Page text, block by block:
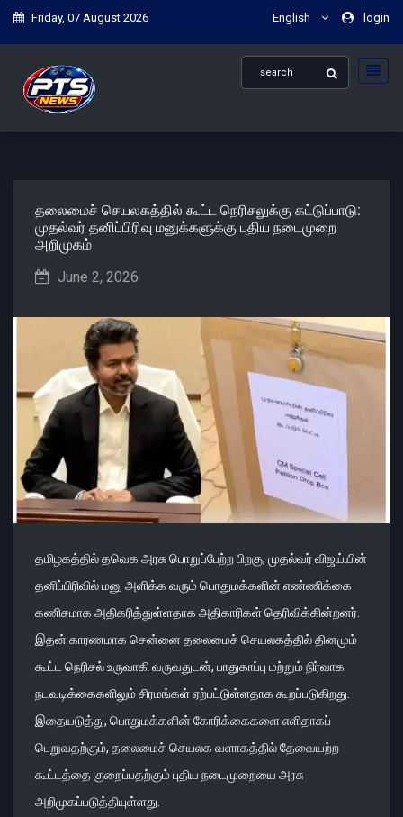
Friday, 07 August 2026 English login
தலைமைச் செயலகத்தில் கூட்ட நெரிசலுக்கு கட்டுப்பாடு:
முதல்வர் தனிப்பிரிவு மனுக்களுக்கு புதிய நடைமுறை
அறிமுகம்
June 2, 2026
தமிழகத்தில் தவெக அரசு பொறுப்பேற்ற பிறகு, முதல்வர் விஜய்யின்
தனிப்பிரிவில் மனு அளிக்க வரும் பொதுமக்களின் எண்ணிக்கை
கணிசமாக அதிகரித்துள்ளதாக அதிகாரிகள் தெரிவிக்கின்றனர்.
இதன் காரணமாக சென்னை தலைமைச் செயலகத்தில் தினமும்
கூட்ட நெரிசல் உருவாகி வருவதுடன், பாதுகாப்பு மற்றும் நிர்வாக
நடவடிக்கைகளிலும் சிரமங்கள் ஏற்பட்டுள்ளதாக கூறப்படுகிறது.
இதையடுத்து, பொதுமக்களின் கோரிக்கைகளை எளிதாகப்
பெறுவதற்கும், தலைமைச் செயலக வளாகத்தில் தேவையற்ற
கூட்டத்தை குறைப்பதற்கும் புதிய நடைமுறையை அரசு
அறிமுகப்படுத்தியுள்ளது.